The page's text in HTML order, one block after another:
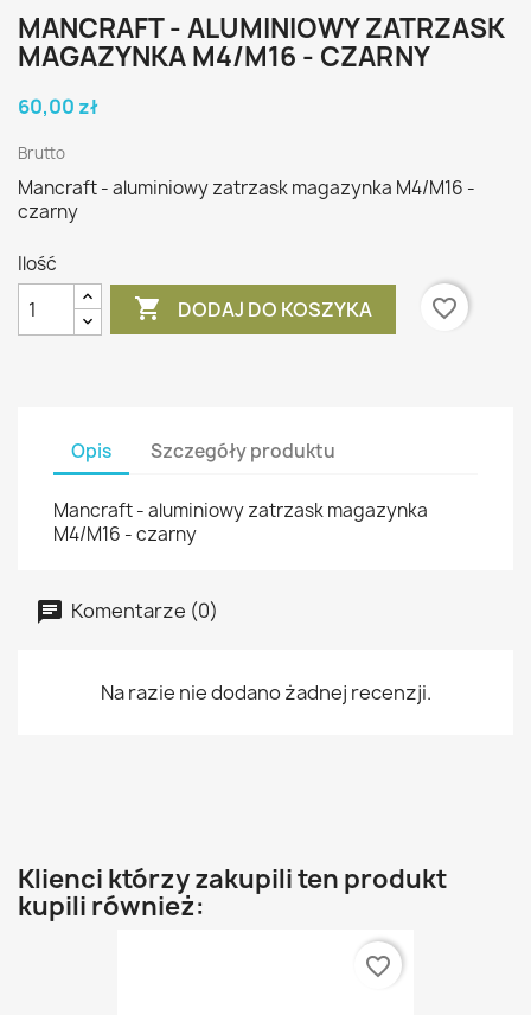
MANCRAFT - ALUMINIOWY ZATRZASK
MAGAZYNKA M4/M16 - CZARNY
60,00 zł
Brutto
Mancraft - aluminiowy zatrzask magazynka M4/M16 -
czarny
Ilość
 DODAJ DO KOSZYKA favorite_border
Opis Szczegóły produktu
Mancraft - aluminiowy zatrzask magazynka
M4/M16 - czarny
Komentarze (0)
Na razie nie dodano żadnej recenzji.
Klienci którzy zakupili ten produkt
kupili również:
favorite_border